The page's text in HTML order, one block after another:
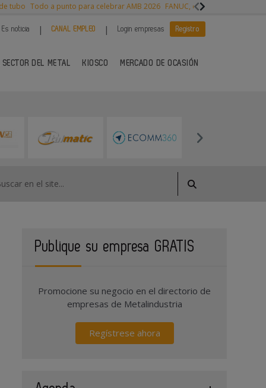
tubo Todo a punto para celebrar AMB 2026 FANUC, colaboración con
Es noticia | CANAL EMPLEO | Login empresas Registro
SECTOR DEL METAL KIOSCO MERCADO DE OCASIÓN
Publique su empresa GRATIS
Promocione su negocio en el directorio de
empresas de Metalindustria
Regístrese ahora